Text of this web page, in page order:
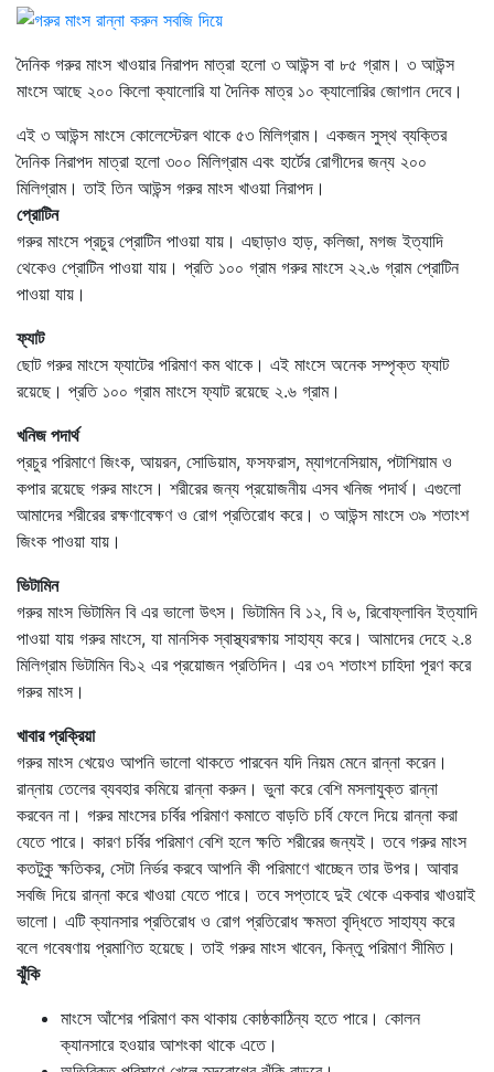
দৈনিক গরুর মাংস খাওয়ার নিরাপদ মাত্রা হলো ৩ আউন্স বা ৮৫ গ্রাম। ৩ আউন্স
মাংসে আছে ২০০ কিলো ক্যালোরি যা দৈনিক মাত্র ১০ ক্যালোরির জোগান দেবে।
এই ৩ আউন্স মাংসে কোলেস্টেরল থাকে ৫৩ মিলিগ্রাম। একজন সুস্থ ব্যক্তির
দৈনিক নিরাপদ মাত্রা হলো ৩০০ মিলিগ্রাম এবং হার্টের রোগীদের জন্য ২০০
মিলিগ্রাম। তাই তিন আউন্স গরুর মাংস খাওয়া নিরাপদ।
প্রোটিন
গরুর মাংসে প্রচুর প্রোটিন পাওয়া যায়। এছাড়াও হাড়, কলিজা, মগজ ইত্যাদি
থেকেও প্রোটিন পাওয়া যায়। প্রতি ১০০ গ্রাম গরুর মাংসে ২২.৬ গ্রাম প্রোটিন
পাওয়া যায়।
ফ্যাট
ছোট গরুর মাংসে ফ্যাটের পরিমাণ কম থাকে। এই মাংসে অনেক সম্পৃক্ত ফ্যাট
রয়েছে। প্রতি ১০০ গ্রাম মাংসে ফ্যাট রয়েছে ২.৬ গ্রাম।
খনিজ পদার্থ
প্রচুর পরিমাণে জিংক, আয়রন, সোডিয়াম, ফসফরাস, ম্যাগনেসিয়াম, পটাশিয়াম ও
কপার রয়েছে গরুর মাংসে। শরীরের জন্য প্রয়োজনীয় এসব খনিজ পদার্থ। এগুলো
আমাদের শরীরের রক্ষণাবেক্ষণ ও রোগ প্রতিরোধ করে। ৩ আউন্স মাংসে ৩৯ শতাংশ
জিংক পাওয়া যায়।
ভিটামিন
গরুর মাংস ভিটামিন বি এর ভালো উৎস। ভিটামিন বি ১২, বি ৬, রিবোফ্লাবিন ইত্যাদি
পাওয়া যায় গরুর মাংসে, যা মানসিক স্বাস্থ্যরক্ষায় সাহায্য করে। আমাদের দেহে ২.৪
মিলিগ্রাম ভিটামিন বি১২ এর প্রয়োজন প্রতিদিন। এর ৩৭ শতাংশ চাহিদা পূরণ করে
গরুর মাংস।
খাবার প্রক্রিয়া
গরুর মাংস খেয়েও আপনি ভালো থাকতে পারবেন যদি নিয়ম মেনে রান্না করেন।
রান্নায় তেলের ব্যবহার কমিয়ে রান্না করুন। ভুনা করে বেশি মসলাযুক্ত রান্না
করবেন না। গরুর মাংসের চর্বির পরিমাণ কমাতে বাড়তি চর্বি ফেলে দিয়ে রান্না করা
যেতে পারে। কারণ চর্বির পরিমাণ বেশি হলে ক্ষতি শরীরের জন্যই। তবে গরুর মাংস
কতটুকু ক্ষতিকর, সেটা নির্ভর করবে আপনি কী পরিমাণে খাচ্ছেন তার উপর। আবার
সবজি দিয়ে রান্না করে খাওয়া যেতে পারে। তবে সপ্তাহে দুই থেকে একবার খাওয়াই
ভালো। এটি ক্যানসার প্রতিরোধ ও রোগ প্রতিরোধ ক্ষমতা বৃদ্ধিতে সাহায্য করে
বলে গবেষণায় প্রমাণিত হয়েছে। তাই গরুর মাংস খাবেন, কিন্তু পরিমাণ সীমিত।
ঝুঁকি
মাংসে আঁশের পরিমাণ কম থাকায় কোষ্ঠকাঠিন্য হতে পারে। কোলন
ক্যানসারে হওয়ার আশংকা থাকে এতে।